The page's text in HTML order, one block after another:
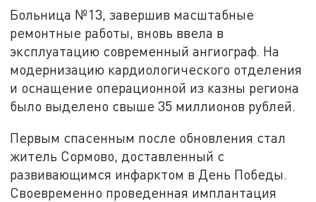
Больница №13, завершив масштабные
ремонтные работы, вновь ввела в
эксплуатацию современный ангиограф. На
модернизацию кардиологического отделения
и оснащение операционной из казны региона
было выделено свыше 35 миллионов рублей.
Первым спасенным после обновления стал
житель Сормово, доставленный с
развивающимся инфарктом в День Победы.
Своевременно проведенная имплантация